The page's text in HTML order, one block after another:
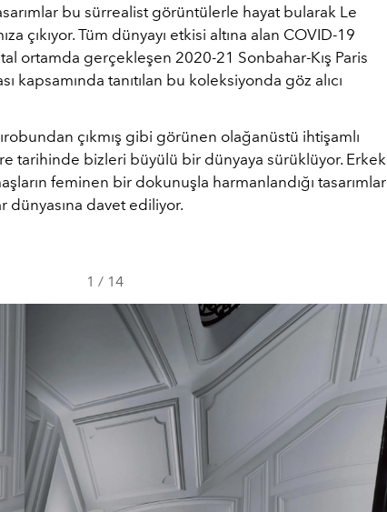
bu sürrealist görüntülerle hayat bularak Le
çıkıyor. Tüm dünyayı etkisi altına alan COVID-19
ortamda gerçekleşen 2020-21 Sonbahar-Kış Paris
kapsamında tanıtılan bu koleksiyonda göz alıcı
çıkmış gibi görünen olağanüstü ihtişamlı
tarihinde bizleri büyülü bir dünyaya sürüklüyor. Erkek
feminen bir dokunuşla harmanlandığı tasarımlar
dünyasına davet ediliyor.
1 / 14